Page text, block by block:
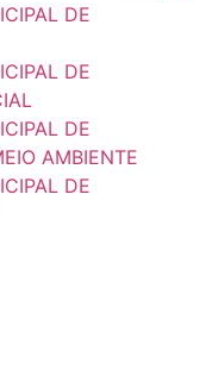
DE
DE
DE
AMBIENTE
DE